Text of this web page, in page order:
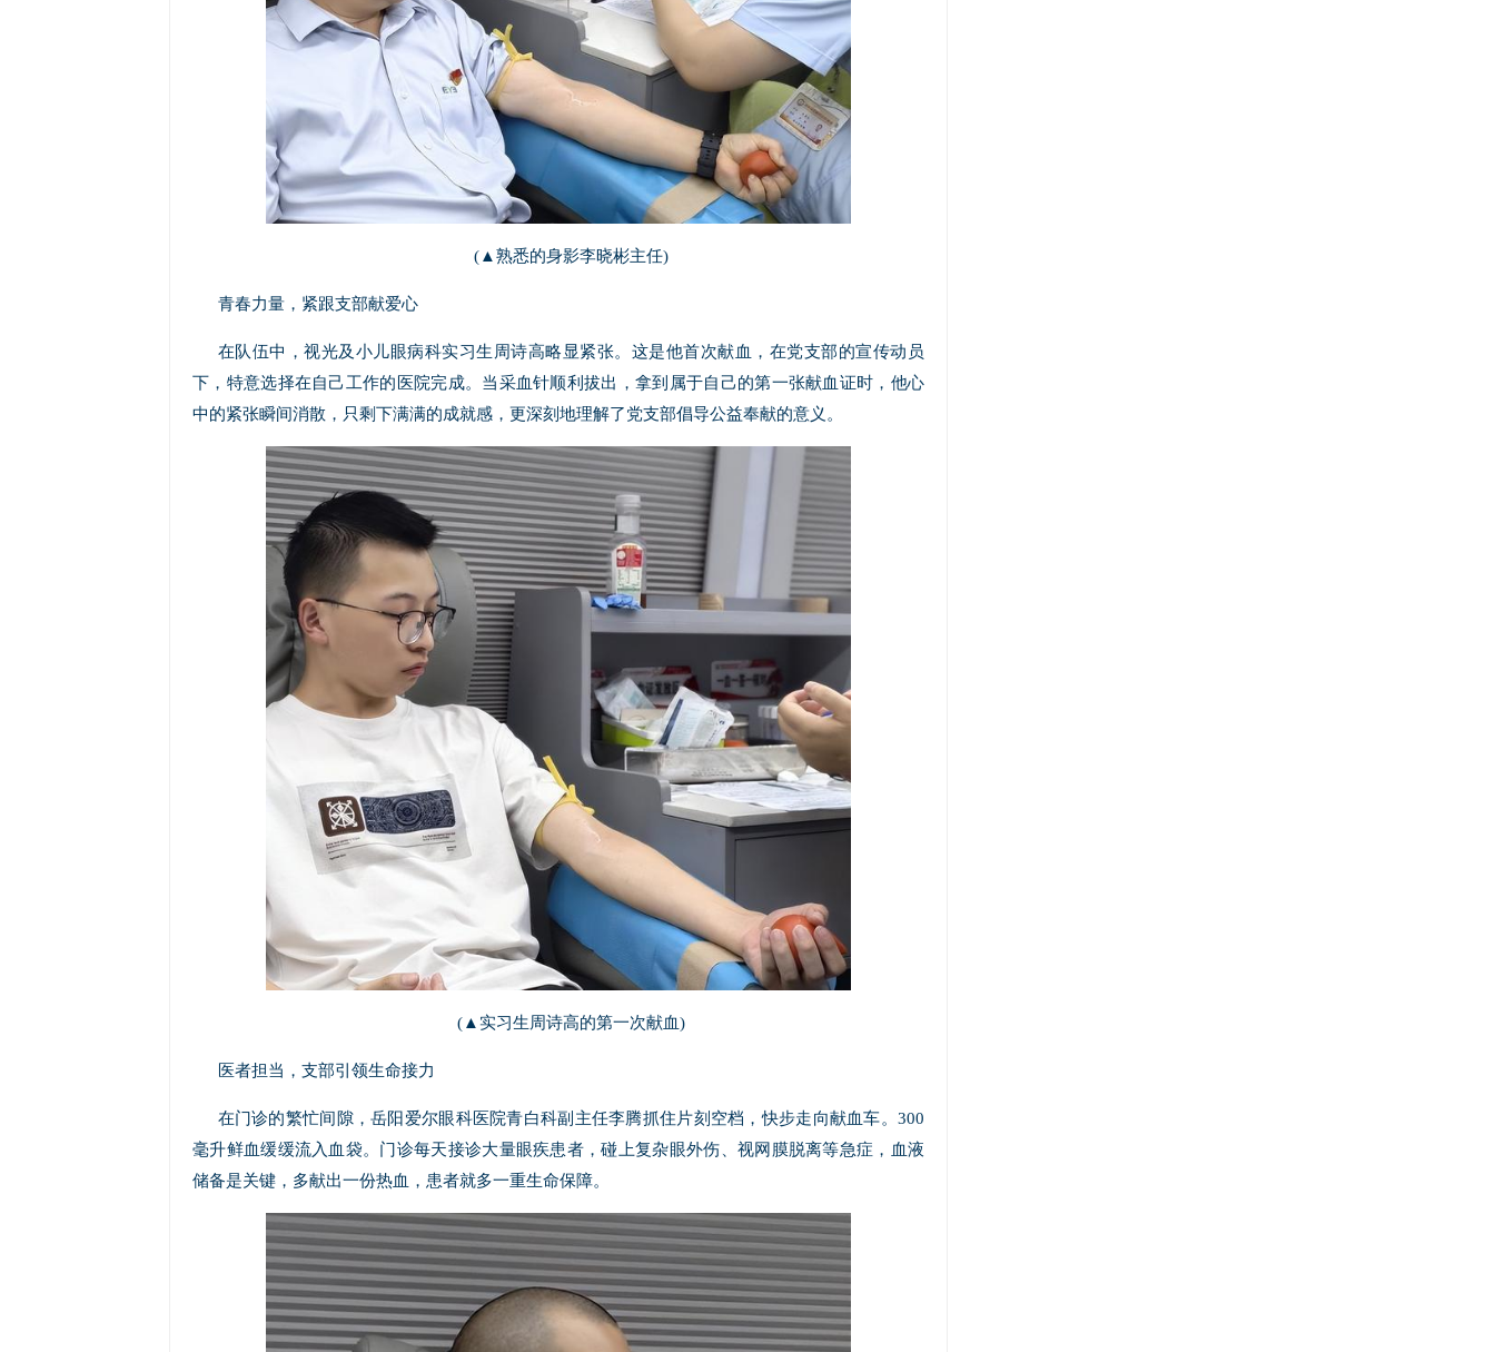
(▲熟悉的身影李晓彬主任)
青春力量，紧跟支部献爱心
在队伍中，视光及小儿眼病科实习生周诗高略显紧张。这是他首次献血，在党支部的宣传动员
下，特意选择在自己工作的医院完成。当采血针顺利拔出，拿到属于自己的第一张献血证时，他心
中的紧张瞬间消散，只剩下满满的成就感，更深刻地理解了党支部倡导公益奉献的意义。
(▲实习生周诗高的第一次献血)
医者担当，支部引领生命接力
在门诊的繁忙间隙，岳阳爱尔眼科医院青白科副主任李腾抓住片刻空档，快步走向献血车。300
毫升鲜血缓缓流入血袋。门诊每天接诊大量眼疾患者，碰上复杂眼外伤、视网膜脱离等急症，血液
储备是关键，多献出一份热血，患者就多一重生命保障。